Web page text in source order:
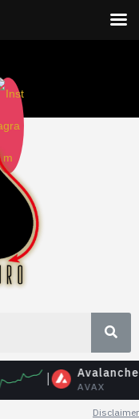
Avalanche
AVAX
Disclaimer